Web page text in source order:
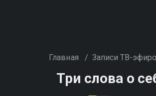
Главная / Записи ТВ-
Три слова о